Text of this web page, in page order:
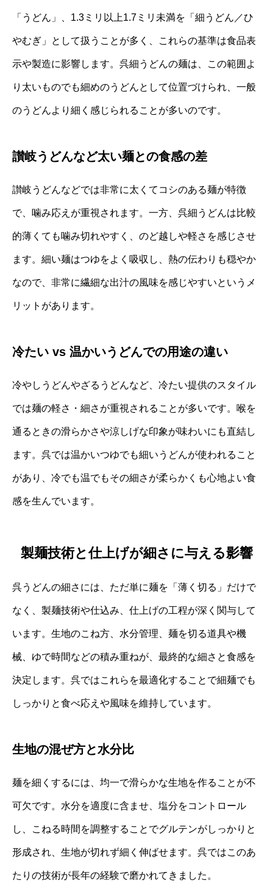
「うどん」、1.3ミリ以上1.7ミリ未満を「細うどん／ひ
やむぎ」として扱うことが多く、これらの基準は食品表
示や製造に影響します。呉細うどんの麺は、この範囲よ
り太いものでも細めのうどんとして位置づけられ、一般
のうどんより細く感じられることが多いのです。
讃岐うどんなど太い麺との食感の差
讃岐うどんなどでは非常に太くてコシのある麺が特徴
で、噛み応えが重視されます。一方、呉細うどんは比較
的薄くても噛み切れやすく、のど越しや軽さを感じさせ
ます。細い麺はつゆをよく吸収し、熱の伝わりも穏やか
なので、非常に繊細な出汁の風味を感じやすいというメ
リットがあります。
冷たい vs 温かいうどんでの用途の違い
冷やしうどんやざるうどんなど、冷たい提供のスタイル
では麺の軽さ・細さが重視されることが多いです。喉を
通るときの滑らかさや涼しげな印象が味わいにも直結し
ます。呉では温かいつゆでも細いうどんが使われること
があり、冷でも温でもその細さが柔らかくも心地よい食
感を生んでいます。
製麺技術と仕上げが細さに与える影響
呉うどんの細さには、ただ単に麺を「薄く切る」だけで
なく、製麺技術や仕込み、仕上げの工程が深く関与して
います。生地のこね方、水分管理、麺を切る道具や機
械、ゆで時間などの積み重ねが、最終的な細さと食感を
決定します。呉ではこれらを最適化することで細麺でも
しっかりと食べ応えや風味を維持しています。
生地の混ぜ方と水分比
麺を細くするには、均一で滑らかな生地を作ることが不
可欠です。水分を適度に含ませ、塩分をコントロール
し、こねる時間を調整することでグルテンがしっかりと
形成され、生地が切れず細く伸ばせます。呉ではこのあ
たりの技術が長年の経験で磨かれてきました。